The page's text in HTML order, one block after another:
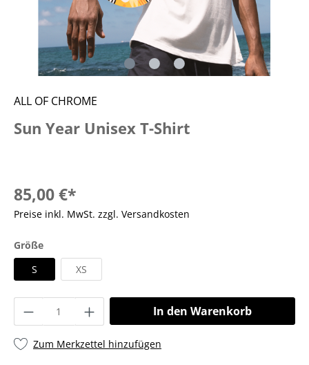
ALL OF CHROME
Sun Year Unisex T-Shirt
85,00 €*
Preise inkl. MwSt. zzgl. Versandkosten
Größe
S
XS
In den Warenkorb
Zum Merkzettel hinzufügen